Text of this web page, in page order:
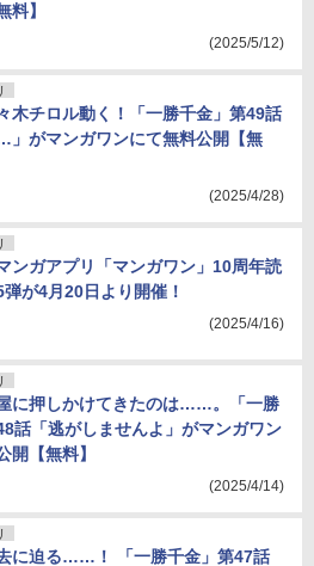
料】
(2025/5/12)
木チロル動く！「一勝千金」第49話
」がマンガワンにて無料公開【無
(2025/4/28)
ンガアプリ「マンガワン」10周年読
が4月20日より開催！
(2025/4/16)
に押しかけてきたのは……。「一勝
話「逃がしませんよ」がマンガワン
開【無料】
(2025/4/14)
に迫る……！ 「一勝千金」第47話